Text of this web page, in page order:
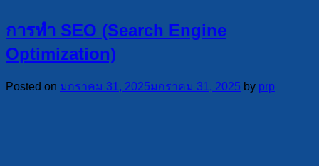
การทำ SEO (Search Engine
Optimization)
Posted on มกราคม 31, 2025มกราคม 31, 2025 by prp